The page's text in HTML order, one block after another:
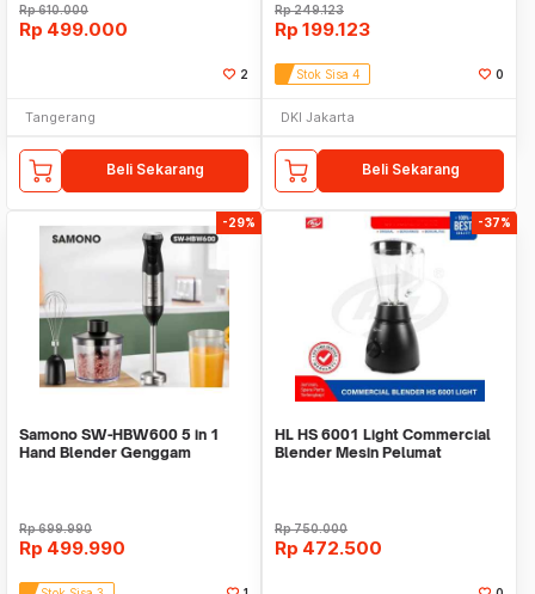
Rp610.000
Rp 499.000
2
Tangerang
Beli Sekarang
Rp249.123
Rp 199.123
Stok Sisa 4 0
DKI Jakarta
Beli Sekarang
-29%
Samono SW-HBW600 5 in 1
Hand Blender Genggam
Rp699.990
Rp 499.990
-37%
HL HS 6001 Light Commercial
Blender Mesin Pelumat
Rp750.000
Rp 472.500